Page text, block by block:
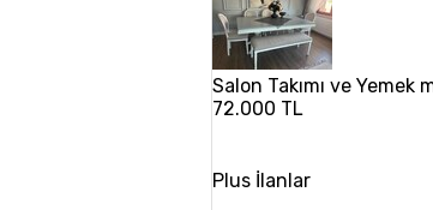
Salon Takımı ve Yemek
72.000 TL
Plus İlanlar